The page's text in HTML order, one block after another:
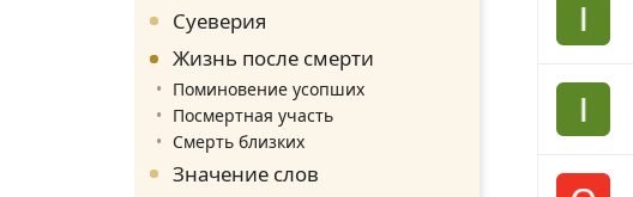
Суеверия
Жизнь после смерти
Поминовение усопших
Посмертная участь
Смерть близких
Значение слов